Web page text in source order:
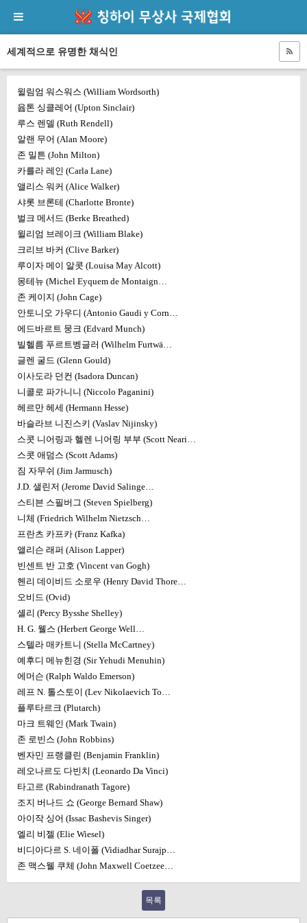
세계적으로 유명한 채식인
윌림엄 워스워스 (William Wordsorth)
윱톤 싱클레어 (Upton Sinclair)
루스 렌델 (Ruth Rendell)
알랜 무어 (Alan Moore)
존 밀튼 (John Milton)
카를라 레인 (Carla Lane)
앨리스 워커 (Alice Walker)
샤롯 브론테 (Charlotte Bronte)
벌크 메서드 (Berke Breathed)
윌리엄 브레이크 (William Blake)
크리브 바커 (Clive Barker)
루이자 메이 알콧 (Louisa May Alcott)
몽테뉴 (Michel Eyquem de Montaign…
존 케이지 (John Cage)
안토니오 가우디 (Antonio Gaudi y Corn…
에드바르트 뭉크 (Edvard Munch)
빌헬름 푸르트벵글러 (Wilhelm Furtwä…
글렌 굴드 (Glenn Gould)
이사도라 던컨 (Isadora Duncan)
니콜로 파가니니 (Niccolo Paganini)
헤르만 헤세 (Hermann Hesse)
바슬라브 니진스키 (Vaslav Nijinsky)
스콧 니어링과 헬렌 니어링 부부 (Scott Neari…
스콧 애덤스 (Scott Adams)
짐 자무쉬 (Jim Jarmusch)
J.D. 샐린저 (Jerome David Salinge…
스티븐 스필버그 (Steven Spielberg)
니체 (Friedrich Wilhelm Nietzsch…
프란츠 카프카 (Franz Kafka)
앨리슨 래퍼 (Alison Lapper)
빈센트 반 고호 (Vincent van Gogh)
헨리 데이비드 소로우 (Henry David Thore…
오비드 (Ovid)
셸리 (Percy Bysshe Shelley)
H. G. 웰스 (Herbert George Well…
스텔라 매카트니 (Stella McCartney)
예후디 메뉴힌경 (Sir Yehudi Menuhin)
에머슨 (Ralph Waldo Emerson)
레프 N. 톨스토이 (Lev Nikolaevich To…
플루타르크 (Plutarch)
마크 트웨인 (Mark Twain)
존 로빈스 (John Robbins)
벤자민 프랭클린 (Benjamin Franklin)
레오나르도 다빈치 (Leonardo Da Vinci)
타고르 (Rabindranath Tagore)
조지 버나드 쇼 (George Bernard Shaw)
아이작 싱어 (Issac Bashevis Singer)
엘리 비젤 (Elie Wiesel)
비디아다르 S. 네이폴 (Vidiadhar Surajp…
존 맥스웰 쿠체 (John Maxwell Coetzee…
목록